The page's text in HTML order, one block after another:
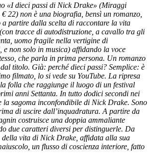
«I dieci passi di Nick Drake» (Miraggi
22) non è una biografia, bensì un romanzo,
partire dalla scelta di raccontare la vita
tracce di autodistruzione, a cavallo tra gli
uomo fragile nella vertigine di
e non solo in musica) affidando la voce
che parla in prima persona. Un romanzo
titolo. Già: perché dieci passi? Semplice: è
filmato, lo si vede su YouTube. La ripresa
folla che raggiunge il luogo di un festival
anni Settanta. In tutto dodici secondi nei
la sagoma inconfondibile di Nick Drake. Sono
di uscire dall’inquadratura. A partire da
costruisce una doppia ammaliante
due caratteri diversi per distinguerle. Da
vita di Nick Drake, affidata alla sua
un flusso di coscienza interiore, fatto